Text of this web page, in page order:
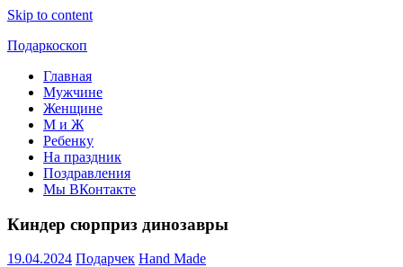
Skip to content
Подаркоскоп
Поможем
выбрать
подарить
Главная
Мужчине
Женщине
М и Ж
Ребенку
На праздник
Поздравления
Мы ВКонтакте
Киндер сюрприз динозавры
19.04.2024 Подарчек Hand Made